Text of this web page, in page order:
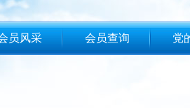
员风采 会员查询 党